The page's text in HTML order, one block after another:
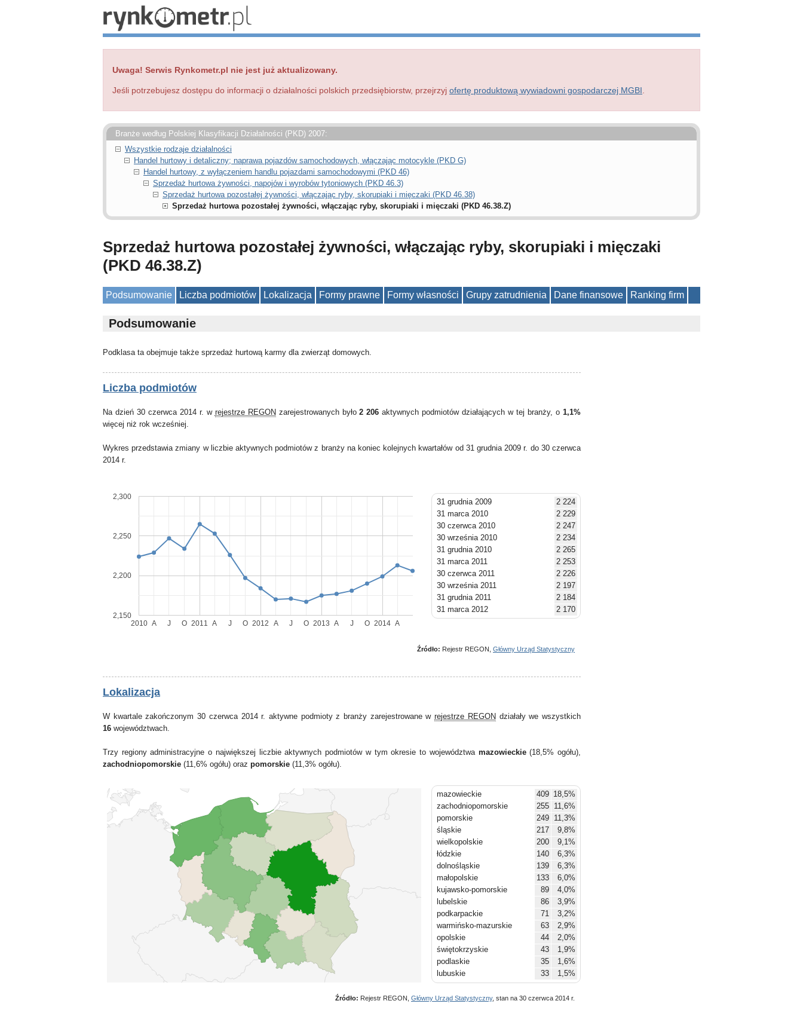
Uwaga! Serwis Rynkometr.pl nie jest już aktualizowany.
Jeśli potrzebujesz dostępu do informacji o działalności polskich przedsiębiorstw, przejrzyj ofertę produktową wywiadowni gospodarczej MGBI
Branże według Polskiej Klasyfikacji Działalności (PKD) 2007:
Wszystkie rodzaje działalności
Handel hurtowy i detaliczny; naprawa pojazdów samochodowych, włączając motocykle (PKD G)
Handel hurtowy, z wyłączeniem handlu pojazdami samochodowymi (PKD 46)
Sprzedaż hurtowa żywności, napojów i wyrobów tytoniowych (PKD 46.3)
Sprzedaż hurtowa pozostałej żywności, włączając ryby, skorupiaki i mięczaki (PKD 46.38)
Sprzedaż hurtowa pozostałej żywności, włączając ryby, skorupiaki i mięczaki (PKD 46.38.Z)
Sprzedaż hurtowa pozostałej żywności, włączając ryby, skorupiaki i mięczaki
(PKD 46.38.Z)
Podsumowanie Liczba podmiotów Lokalizacja Formy prawne Formy własności Grupy zatrudnienia Dane finansowe Ranking firm
Podsumowanie
Podklasa ta obejmuje także sprzedaż hurtową karmy dla zwierząt domowych.
Liczba podmiotów
Na dzień 30 czerwca 2014 r. w rejestrze REGON zarejestrowanych było2 206 aktywnych podmiotów działających w tej branży, o1,1%
więcej niż rok wcześniej.
Wykres przedstawia zmiany w liczbie aktywnych podmiotów z branży na koniec kolejnych kwartałów od 31 grudnia 2009 r. do 30 czerwca
2014 r.
2010 2011 2012 2013 2014
A J O A J O A J O A J O A
2,150
2,200
2,250
2,300
31 grudnia 2009
2 224
31 marca 2010
2 229
30 czerwca 2010
2 247
30 września 2010
2 234
31 grudnia 2010
2 265
31 marca 2011
2 253
30 czerwca 2011
2 226
30 września 2011
2 197
31 grudnia 2011
2 184
31 marca 2012
2 170
30 czerwca 2012
2 171
31 grudnia 2012
30 czerwca 2014
2 206
Źródło: Rejestr REGON, Główny Urząd Statystyczny
Lokalizacja
W kwartale zakończonym 30 czerwca 2014 r. aktywne podmioty z branży zarejestrowane wrejestrze REGON działały we wszystkich
16 województwach.
Trzy regiony administracyjne o największej liczbie aktywnych podmiotów w tym okresie to województwa mazowieckie(18,5% ogółu),
zachodniopomorskie (11,6% ogółu) oraz pomorskie (11,3% ogółu).
mazowieckie 409 18,5%
zachodniopomorskie
255 11,6%
pomorskie
249 11,3%
śląskie
217
9,8%
wielkopolskie
200
9,1%
łódzkie
140
6,3%
dolnośląskie
139
6,3%
małopolskie
133
6,0%
kujawsko-pomorskie
89
4,0%
lubelskie
86
3,9%
podkarpackie
71
3,2%
warmińsko-mazurskie
63
2,9%
opolskie
44
2,0%
świętokrzyskie
43
1,9%
podlaskie
35
1,6%
lubuskie
33 1,5%
Źródło: Rejestr REGON, Główny Urząd Statystyczny, stan na 30 czerwca 2014 r.